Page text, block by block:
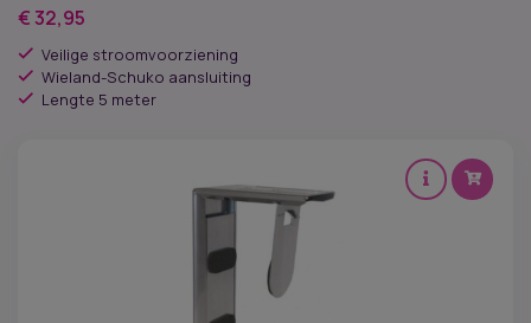
€32,95
Veilige stroomvoorziening
Wieland-Schuko aansluiting
Lengte 5 meter